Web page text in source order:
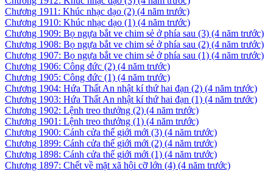
Chương 1911: Khúc nhạc dạo (2) (4 năm trước)
Chương 1910: Khúc nhạc dạo (1) (4 năm trước)
Chương 1909: Bọ ngựa bắt ve chim sẻ ở phía sau (3) (4 năm trước)
Chương 1908: Bọ ngựa bắt ve chim sẻ ở phía sau (2) (4 năm trước)
Chương 1907: Bọ ngựa bắt ve chim sẻ ở phía sau (1) (4 năm trước)
Chương 1906: Công đức (2) (4 năm trước)
Chương 1905: Công đức (1) (4 năm trước)
Chương 1904: Hứa Thất An nhật kí thứ hai đạn (2) (4 năm trước)
Chương 1903: Hứa Thất An nhật kí thứ hai đạn (1) (4 năm trước)
Chương 1902: Lệnh treo thưởng (2) (4 năm trước)
Chương 1901: Lệnh treo thưởng (1) (4 năm trước)
Chương 1900: Cánh cửa thế giới mới (3) (4 năm trước)
Chương 1899: Cánh cửa thế giới mới (2) (4 năm trước)
Chương 1898: Cánh cửa thế giới mới (1) (4 năm trước)
Chương 1897: Chết về mặt xã hội cỡ lớn (4) (4 năm trước)